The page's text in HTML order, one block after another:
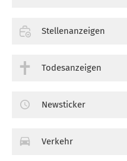
Stellenanzeigen
Todesanzeigen
Newsticker
Verkehr